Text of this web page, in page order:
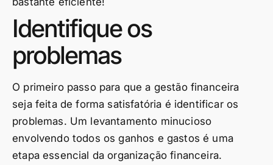
Identifique os
problemas
O primeiro passo para que a gestão financeira
seja feita de forma satisfatória é identificar os
problemas. Um levantamento minucioso
envolvendo todos os ganhos e gastos é uma
etapa essencial da organização financeira.